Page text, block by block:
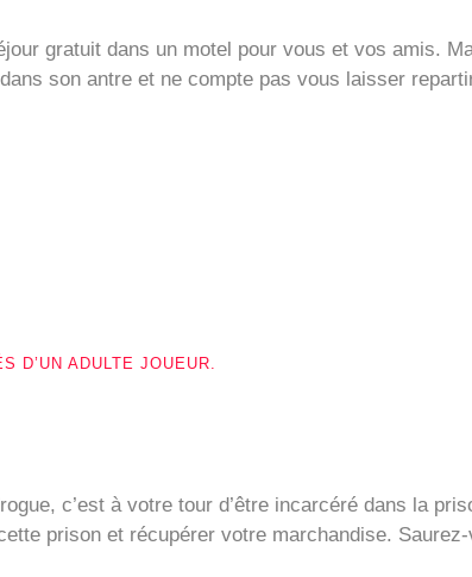
gratuit dans un motel pour vous et vos amis.
son antre et ne compte pas vous laisser
D’UN ADULTE JOUEUR.
c’est à votre tour d’être incarcéré dans la
prison et récupérer votre marchandise.